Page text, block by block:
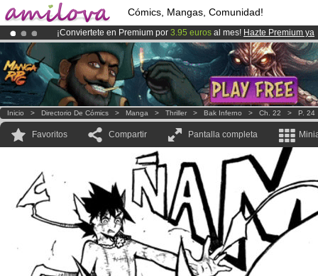
Cómics, Mangas, Comunidad!
¡Conviertete en Premium por 3.95 euros al mes! Hazte Premium ya
¡El Kickstarter Amilova está desormado lanzado!.
¡Ya tenemos 100000miembrosy 1000 Cómics y Mangas!.
Inicio > Directorio De Cómics > Manga > Thriller > Bak Inferno > Ch. 22 > P. 24
Favoritos Compartir Pantalla completa